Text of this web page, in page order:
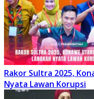
Rakor Sultra 2025,
Nyata Lawan Korupsi